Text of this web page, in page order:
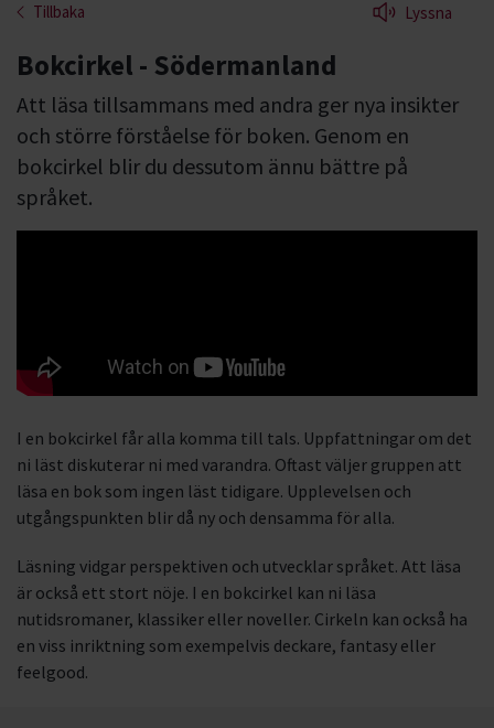
Tillbaka Lyssna
Bokcirkel - Södermanland
Att läsa tillsammans med andra ger nya insikter
och större förståelse för boken. Genom en
bokcirkel blir du dessutom ännu bättre på
språket.
I en bokcirkel får alla komma till tals. Uppfattningar om det
ni läst diskuterar ni med varandra. Oftast väljer gruppen att
läsa en bok som ingen läst tidigare. Upplevelsen och
utgångspunkten blir då ny och densamma för alla.
Läsning vidgar perspektiven och utvecklar språket. Att läsa
är också ett stort nöje. I en bokcirkel kan ni läsa
nutidsromaner, klassiker eller noveller. Cirkeln kan också ha
en viss inriktning som exempelvis deckare, fantasy eller
feelgood.